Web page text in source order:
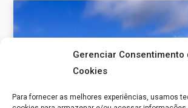
Gerenciar Consentimento
Cookies
Para fornecer as melhores experiências, usamos